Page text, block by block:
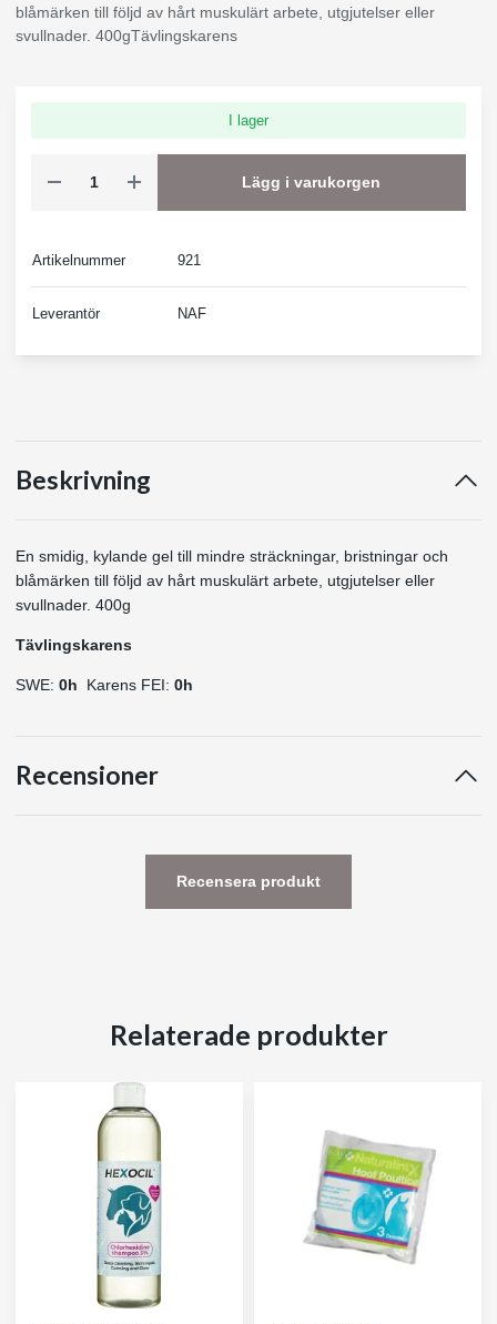
blåmärken till följd av hårt muskulärt arbete, utgjutelser eller
svullnader. 400gTävlingskarens
I lager
Lägg i varukorgen
Artikelnummer 921
Leverantör NAF
Beskrivning
En smidig, kylande gel till mindre sträckningar, bristningar och
blåmärken till följd av hårt muskulärt arbete, utgjutelser eller
svullnader. 400g
Tävlingskarens
SWE: 0h Karens FEI: 0h
Recensioner
Recensera produkt
Relaterade produkter